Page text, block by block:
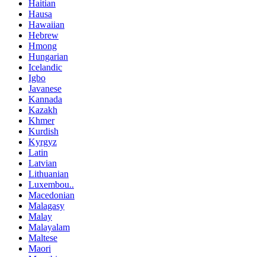
Haitian
Hausa
Hawaiian
Hebrew
Hmong
Hungarian
Icelandic
Igbo
Javanese
Kannada
Kazakh
Khmer
Kurdish
Kyrgyz
Latin
Latvian
Lithuanian
Luxembou..
Macedonian
Malagasy
Malay
Malayalam
Maltese
Maori